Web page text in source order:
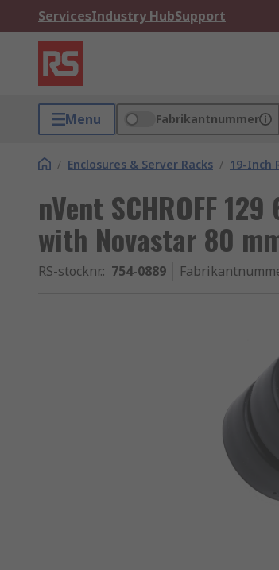
ServicesIndustry HubSupport
Menu Fabrikantnummer
/ Enclosures & Server Racks / 19-Inch
nVent SCHROFF
with Novastar 80
RS-stocknr.: 754-0889